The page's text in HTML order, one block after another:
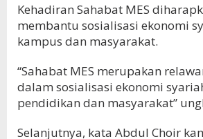
Kehadiran Sahabat MES
membantu sosialisasi ekonomi
kampus dan masyarakat.
“Sahabat MES merupakan
dalam sosialisasi ekonomi
pendidikan dan masyarakat”
Selanjutnya, kata Abdul Choir